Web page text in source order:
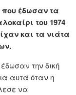
που έδωσαν τα
του 1974
και τα νιάτα
την δική
αυτά όταν η
να